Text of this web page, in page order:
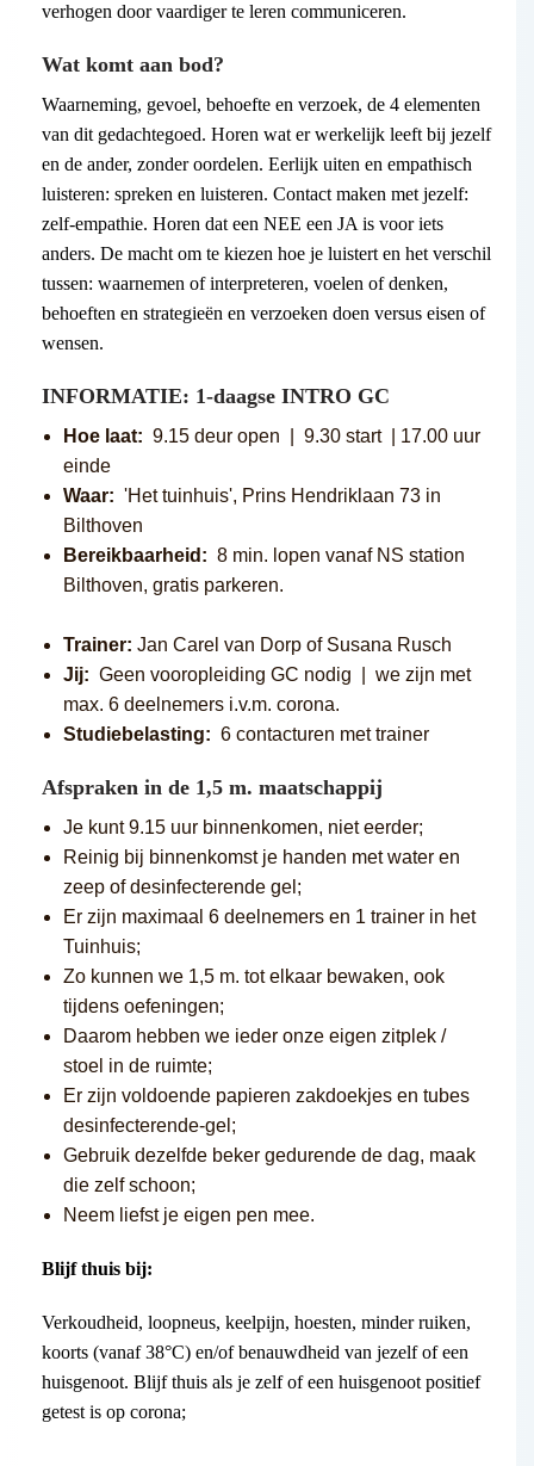
verhogen door vaardiger te leren communiceren.
Wat komt aan bod?
Waarneming, gevoel, behoefte en verzoek, de 4 elementen
van dit gedachtegoed. Horen wat er werkelijk leeft bij jezelf
en de ander, zonder oordelen. Eerlijk uiten en empathisch
luisteren: spreken en luisteren. Contact maken met jezelf:
zelf-empathie. Horen dat een NEE een JA is voor iets
anders. De macht om te kiezen hoe je luistert en het verschil
tussen: waarnemen of interpreteren, voelen of denken,
behoeften en strategieën en verzoeken doen versus eisen of
wensen.
INFORMATIE: 1-daagse INTRO GC
Hoe laat: 9.15 deur open | 9.30 start | 17.00 uur
einde
Waar: 'Het tuinhuis', Prins Hendriklaan 73 in
Bilthoven
Bereikbaarheid: 8 min. lopen vanaf NS station
Bilthoven, gratis parkeren.
Trainer: Jan Carel van Dorp of Susana Rusch
Jij: Geen vooropleiding GC nodig | we zijn met
max. 6 deelnemers i.v.m. corona.
Studiebelasting: 6 contacturen met trainer
Afspraken in de 1,5 m. maatschappij
Je kunt 9.15 uur binnenkomen, niet eerder;
Reinig bij binnenkomst je handen met water en
zeep of desinfecterende gel;
Er zijn maximaal 6 deelnemers en 1 trainer in het
Tuinhuis;
Zo kunnen we 1,5 m. tot elkaar bewaken, ook
tijdens oefeningen;
Daarom hebben we ieder onze eigen zitplek /
stoel in de ruimte;
Er zijn voldoende papieren zakdoekjes en tubes
desinfecterende-gel;
Gebruik dezelfde beker gedurende de dag, maak
die zelf schoon;
Neem liefst je eigen pen mee.
Blijf thuis bij:
Verkoudheid, loopneus, keelpijn, hoesten, minder ruiken,
koorts (vanaf 38°C) en/of benauwdheid van jezelf of een
huisgenoot. Blijf thuis als je zelf of een huisgenoot positief
getest is op corona;